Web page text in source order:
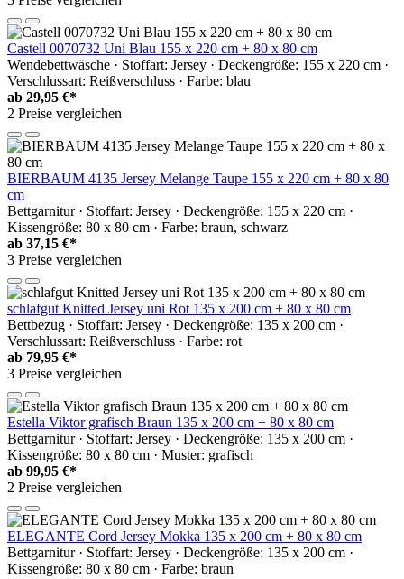
Castell 0070732 Uni Blau 155 x 220 cm + 80 x 80 cm
Wendebettwäsche · Stoffart: Jersey · Deckengröße: 155 x 220 cm ·
Verschlussart: Reißverschluss · Farbe: blau
ab 29,95 €*
2 Preise vergleichen
BIERBAUM 4135 Jersey Melange Taupe 155 x 220 cm + 80 x 80
cm
Bettgarnitur · Stoffart: Jersey · Deckengröße: 155 x 220 cm ·
Kissengröße: 80 x 80 cm · Farbe: braun, schwarz
ab 37,15 €*
3 Preise vergleichen
schlafgut Knitted Jersey uni Rot 135 x 200 cm + 80 x 80 cm
Bettbezug · Stoffart: Jersey · Deckengröße: 135 x 200 cm ·
Verschlussart: Reißverschluss · Farbe: rot
ab 79,95 €*
3 Preise vergleichen
Estella Viktor grafisch Braun 135 x 200 cm + 80 x 80 cm
Bettgarnitur · Stoffart: Jersey · Deckengröße: 135 x 200 cm ·
Kissengröße: 80 x 80 cm · Muster: grafisch
ab 99,95 €*
2 Preise vergleichen
ELEGANTE Cord Jersey Mokka 135 x 200 cm + 80 x 80 cm
Bettgarnitur · Stoffart: Jersey · Deckengröße: 135 x 200 cm ·
Kissengröße: 80 x 80 cm · Farbe: braun